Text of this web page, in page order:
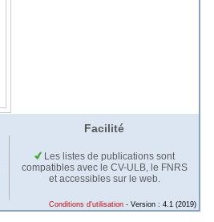
Facilité
Les listes de publications sont
compatibles avec le CV-ULB, le FNRS
et accessibles sur le web.
Conditions d'utilisation - Version : 4.1 (2019)